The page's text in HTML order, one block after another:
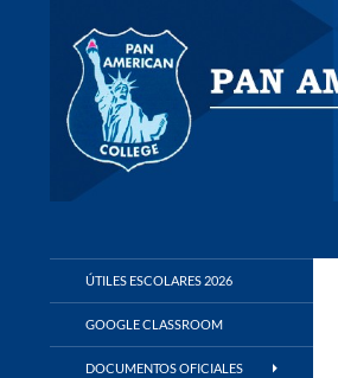
ÚTILES ESCOLARES 2026
GOOGLE CLASSROOM
DOCUMENTOS OFICIALES